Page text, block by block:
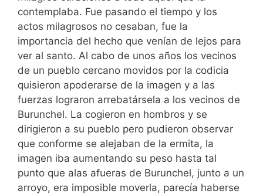
contemplaba. Fue pasando el tiempo y los
actos milagrosos no cesaban, fue la
importancia del hecho que venían de lejos para
ver al santo. Al cabo de unos años los vecinos
de un pueblo cercano movidos por la codicia
quisieron apoderarse de la imagen y a las
fuerzas lograron arrebatársela a los vecinos de
Burunchel. La cogieron en hombros y se
dirigieron a su pueblo pero pudieron observar
que conforme se alejaban de la ermita, la
imagen iba aumentando su peso hasta tal
punto que alas afueras de Burunchel, junto a un
arroyo, era imposible moverla, parecía haberse